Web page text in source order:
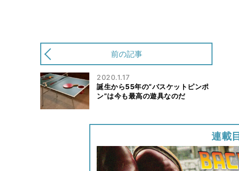
前の記事
2020.1.17
誕生から55年の“バスケットピンポ
ン”は今も最高の遊具なのだ
連載